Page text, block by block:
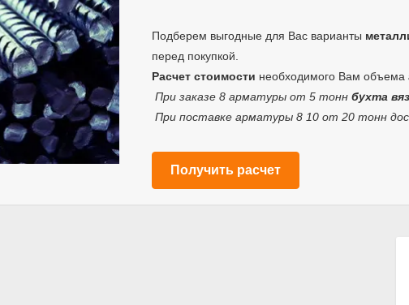
Подберем выгодные для Вас варианты
перед покупкой.
Расчет стоимости необходимого Вам объема
При заказе 8 арматуры от 5 тонн бухта
При поставке арматуры 8 10 от 20 тонн
Получить расчет